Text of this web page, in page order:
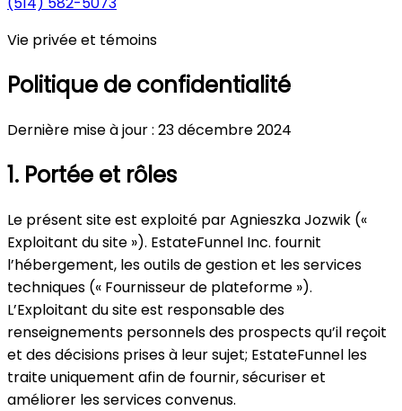
Vie privée et témoins
Politique de confidentialité
Dernière mise à jour : 23 décembre 2024
1. Portée et rôles
Le présent site est exploité par Agnieszka Jozwik («
Exploitant du site »). EstateFunnel Inc. fournit
l’hébergement, les outils de gestion et les services
techniques (« Fournisseur de plateforme »).
L’Exploitant du site est responsable des
renseignements personnels des prospects qu’il reçoit
et des décisions prises à leur sujet; EstateFunnel les
traite uniquement afin de fournir, sécuriser et
améliorer les services convenus.